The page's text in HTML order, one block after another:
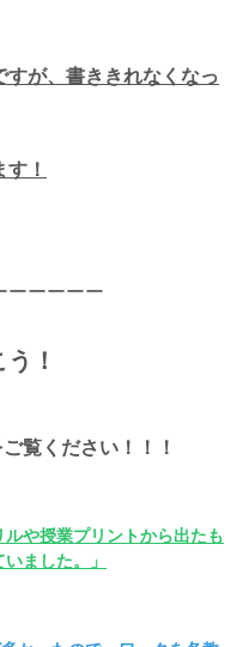
すが、書ききれなくなっ
！
ーーーーー
！
覧ください！！！
ルや授業プリントから出たも
ました。」